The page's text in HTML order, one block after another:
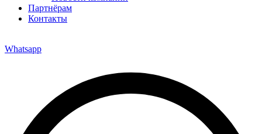
Партнёрам
Контакты
Whatsapp